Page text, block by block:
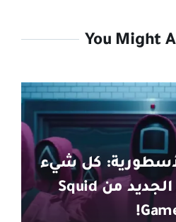
You Might
كل شيء
عن الموسم الجديد من Squid